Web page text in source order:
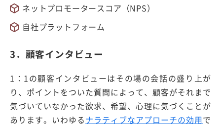
ネットプロモータースコア（NPS）
自社プラットフォーム
3．顧客インタビュー
1：1の顧客インタビューはその場の会話の盛り上が
り、ポイントをついた質問によって、顧客がそれまで
気づいていなかった欲求、希望、心理に気づくことが
あります。いわゆるナラティブなアプローチの効用で